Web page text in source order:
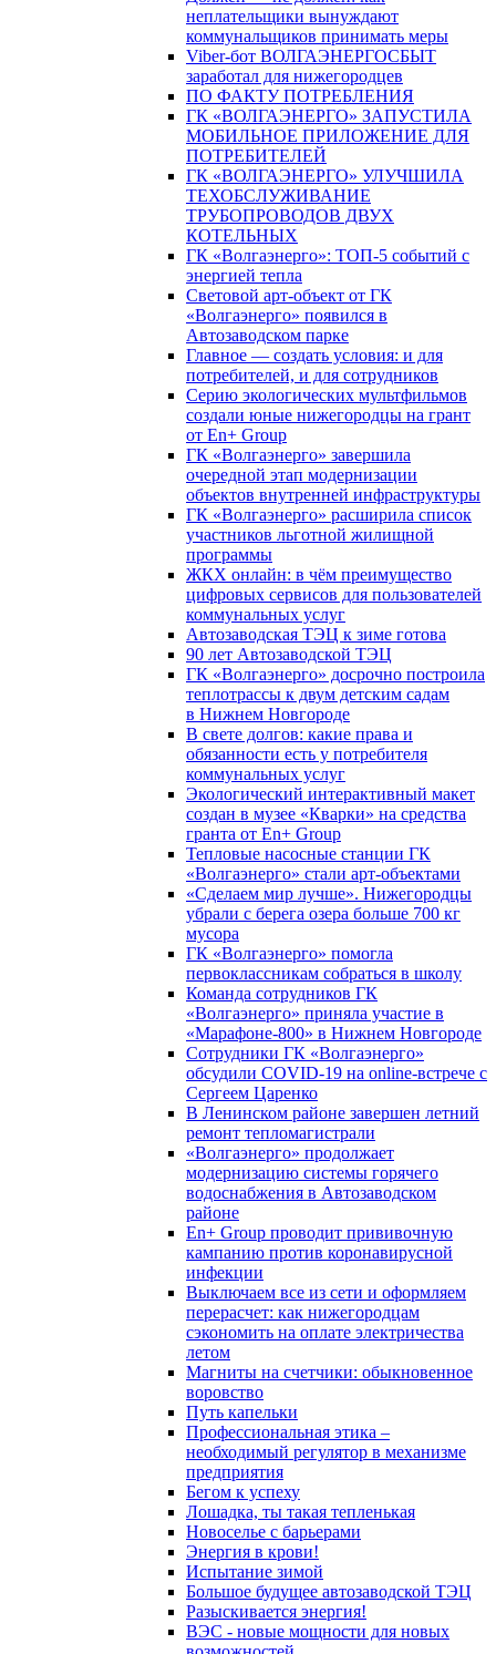
неплательщики вынуждают
коммунальщиков принимать меры
Viber-бот ВОЛГАЭНЕРГОСБЫТ
заработал для нижегородцев
ПО ФАКТУ ПОТРЕБЛЕНИЯ
ГК «ВОЛГАЭНЕРГО» ЗАПУСТИЛА
МОБИЛЬНОЕ ПРИЛОЖЕНИЕ ДЛЯ
ПОТРЕБИТЕЛЕЙ
ГК «ВОЛГАЭНЕРГО» УЛУЧШИЛА
ТЕХОБСЛУЖИВАНИЕ
ТРУБОПРОВОДОВ ДВУХ
КОТЕЛЬНЫХ
ГК «Волгаэнерго»: ТОП-5 событий с
энергией тепла
Световой арт-объект от ГК
«Волгаэнерго» появился в
Автозаводском парке
Главное — создать условия: и для
потребителей, и для сотрудников
Серию экологических мультфильмов
создали юные нижегородцы на грант
от En+ Group
ГК «Волгаэнерго» завершила
очередной этап модернизации
объектов внутренней инфраструктуры
ГК «Волгаэнерго» расширила список
участников льготной жилищной
программы
ЖКХ онлайн: в чём преимущество
цифровых сервисов для пользователей
коммунальных услуг
Автозаводская ТЭЦ к зиме готова
90 лет Автозаводской ТЭЦ
ГК «Волгаэнерго» досрочно построила
теплотрассы к двум детским садам
в Нижнем Новгороде
В свете долгов: какие права и
обязанности есть у потребителя
коммунальных услуг
Экологический интерактивный макет
создан в музее «Кварки» на средства
гранта от En+ Group
Тепловые насосные станции ГК
«Волгаэнерго» стали арт-объектами
«Сделаем мир лучше». Нижегородцы
убрали с берега озера больше 700 кг
мусора
ГК «Волгаэнерго» помогла
первоклассникам собраться в школу
Команда сотрудников ГК
«Волгаэнерго» приняла участие в
«Марафоне-800» в Нижнем Новгороде
Сотрудники ГК «Волгаэнерго»
обсудили COVID-19 на online-встрече с
Сергеем Царенко
В Ленинском районе завершен летний
ремонт тепломагистрали
«Волгаэнерго» продолжает
модернизацию системы горячего
водоснабжения в Автозаводском
районе
En+ Group проводит прививочную
кампанию против коронавирусной
инфекции
Выключаем все из сети и оформляем
перерасчет: как нижегородцам
сэкономить на оплате электричества
летом
Магниты на счетчики: обыкновенное
воровство
Путь капельки
Профессиональная этика –
необходимый регулятор в механизме
предприятия
Бегом к успеху
Лошадка, ты такая тепленькая
Новоселье с барьерами
Энергия в крови!
Испытание зимой
Большое будущее автозаводской ТЭЦ
Разыскивается энергия!
ВЭС - новые мощности для новых